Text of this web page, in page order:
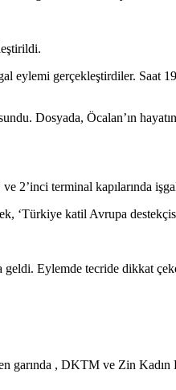
eylemi gerçekleştirdiler. Saat
Dosyada, Öcalan’ın
2’inci terminal kapılarında
‘Türkiye katil Avrupa
Eylemde tecride dikkat
garında , DKTM ve Zin